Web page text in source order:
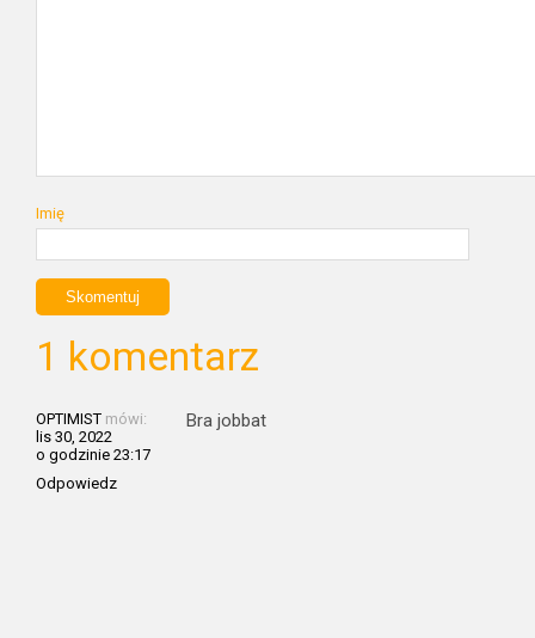
Imię
1 komentarz
OPTIMIST mówi:
lis 30, 2022
o godzinie 23:17
Odpowiedz
Bra jobbat